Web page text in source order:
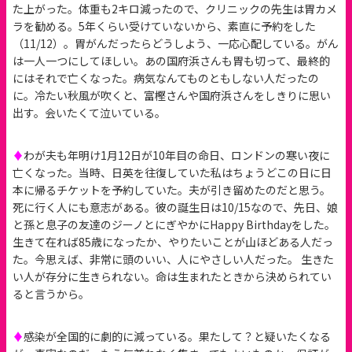
た上がった。体重も2キロ減ったので、クリニックの先生は胃カメ
ラを勧める。5年くらい受けていないから、素直に予約をした
（11/12）。胃がんだったらどうしよう、一応心配している。がん
は一人一つにしてほしい。あの国府浜さんも胃も切って、最終的
にはそれで亡くなった。病気なんてものともしない人だったの
に。冷たい秋風が吹くと、富樫さんや国府浜さんをしきりに思い
出す。会いたくて泣いている。
♦わが夫も年明け1月12日が10年目の命日、ロンドンの寒い夜に
亡くなった。当時、日英を往復していた私はちょうどこの日に日
本に帰るチケットを予約していた。夫が引き留めたのだと思う。
死に行く人にも意志がある。彼の誕生日は10/15なので、先日、娘
と孫と息子の友達のジーノとにぎやかにHappy Birthdayをした。
生きて在れば85歳になったか、やりたいことが山ほどある人だっ
た。今思えば、非常に頭のいい、人にやさしい人だった。 生きた
い人が存分に生きられない。命は生まれたときから決められてい
ると言うから。
♦感染が全国的に劇的に減っている。果たして？と疑いたくなる